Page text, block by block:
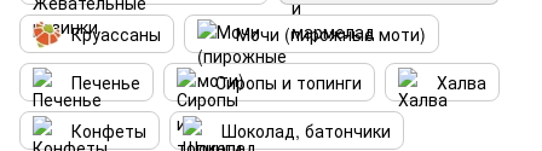
Круассаны
Мочи (пирожные моти)
Печенье
Сиропы и топинги
Халва
Конфеты
Шоколад, батончики